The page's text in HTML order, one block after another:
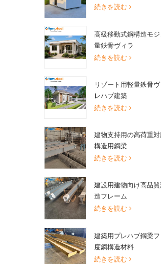
続きを読む
高級移動式鋼構造モ
量鉄骨ヴィラ
続きを読む
リゾート用軽量鉄骨
レハブ建築
続きを読む
建物支持用の高荷重
構造用鋼梁
続きを読む
建設用建物向け高品
造フレーム
続きを読む
建築用プレハブ鋼梁
度鋼構造材料
続きを読む